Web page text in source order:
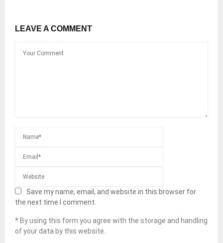
LEAVE A COMMENT
Save my name, email, and website in this browser for
the next time I comment.
* By using this form you agree with the storage and handling
of your data by this website.